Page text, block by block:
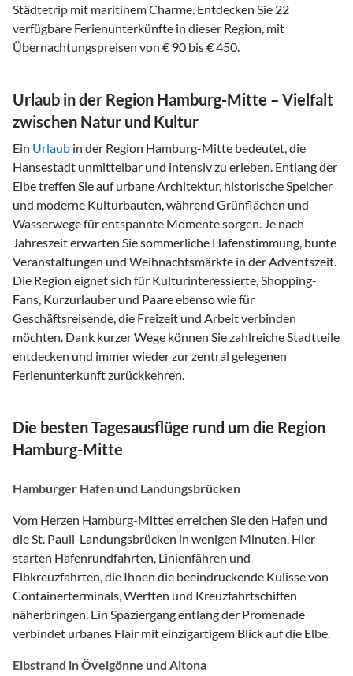
Städtetrip mit maritinem Charme. Entdecken Sie 22
verfügbare Ferienunterkünfte in dieser Region, mit
Übernachtungspreisen von € 90 bis € 450.
Urlaub in der Region Hamburg-Mitte – Vielfalt
zwischen Natur und Kultur
Ein Urlaub in der Region Hamburg-Mitte bedeutet, die
Hansestadt unmittelbar und intensiv zu erleben. Entlang der
Elbe treffen Sie auf urbane Architektur, historische Speicher
und moderne Kulturbauten, während Grünflächen und
Wasserwege für entspannte Momente sorgen. Je nach
Jahreszeit erwarten Sie sommerliche Hafenstimmung, bunte
Veranstaltungen und Weihnachtsmärkte in der Adventszeit.
Die Region eignet sich für Kulturinteressierte, Shopping-
Fans, Kurzurlauber und Paare ebenso wie für
Geschäftsreisende, die Freizeit und Arbeit verbinden
möchten. Dank kurzer Wege können Sie zahlreiche Stadtteile
entdecken und immer wieder zur zentral gelegenen
Ferienunterkunft zurückkehren.
Die besten Tagesausflüge rund um die Region
Hamburg-Mitte
Hamburger Hafen und Landungsbrücken
Vom Herzen Hamburg-Mittes erreichen Sie den Hafen und
die St. Pauli-Landungsbrücken in wenigen Minuten. Hier
starten Hafenrundfahrten, Linienfähren und
Elbkreuzfahrten, die Ihnen die beeindruckende Kulisse von
Containerterminals, Werften und Kreuzfahrtschiffen
näherbringen. Ein Spaziergang entlang der Promenade
verbindet urbanes Flair mit einzigartigem Blick auf die Elbe.
Elbstrand in Övelgönne und Altona